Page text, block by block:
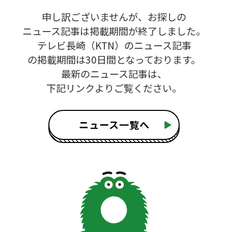
申し訳ございませんが、お探しの
ニュース記事は掲載期間が終了しました。
テレビ長崎（KTN）のニュース記事
の掲載期間は30日間となっております。
最新のニュース記事は、
下記リンクよりご覧ください。
ニュース一覧へ